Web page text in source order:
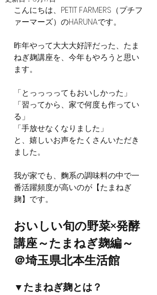
こんにちは、PETIT FARMERS（プチフ
ァーマーズ）のHARUNAです。
昨年やって大大大好評だった、たま
ねぎ麹講座を、今年もやろうと思い
ます。
「とっっっってもおいしかった」
「習ってから、家で何度も作ってい
る」
「手放せなくなりました」
と、嬉しいお声をたくさんいただき
ました。
我が家でも、麴系の調味料の中で一
番活躍頻度が高いのが【たまねぎ
麹】です。
おいしい旬の野菜×発酵
講座～たまねぎ麹編～
＠埼玉県北本生活館
▼たまねぎ麹とは？